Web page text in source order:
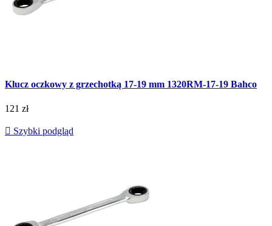
Klucz oczkowy z grzechotką 17-19 mm 1320RM-17-19 Bahco
121 zł
 Szybki podgląd